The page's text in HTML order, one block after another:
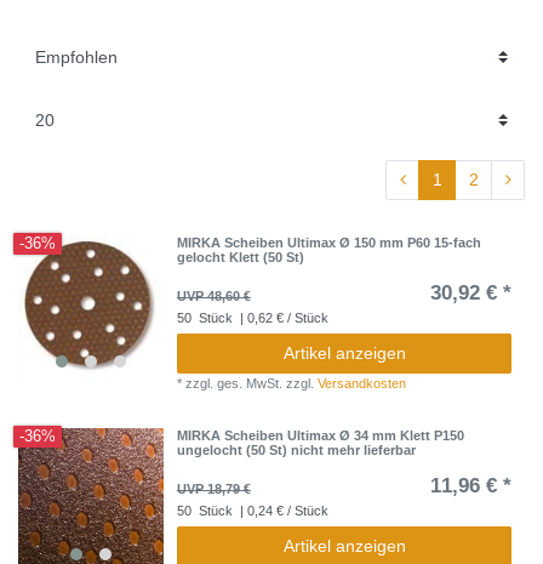
1 2
-36%
MIRKA Scheiben Ultimax Ø 150 mm P60 15-fach
gelocht Klett (50 St)
UVP 48,60 € 30,92 € *
50 Stück | 0,62 € / Stück
Artikel anzeigen
* zzgl. ges. MwSt. zzgl. Versandkosten
-36%
MIRKA Scheiben Ultimax Ø 34 mm Klett P150
ungelocht (50 St) nicht mehr lieferbar
UVP 18,79 € 11,96 € *
50 Stück | 0,24 € / Stück
Artikel anzeigen